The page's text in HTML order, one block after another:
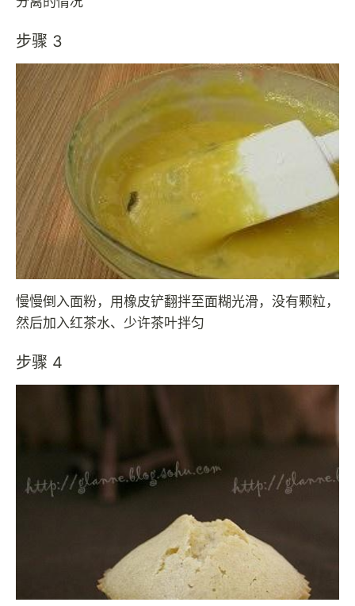
步骤 3
慢慢倒入面粉，用橡皮铲翻拌至面糊光滑，没有颗粒，
然后加入红茶水、少许茶叶拌匀
步骤 4